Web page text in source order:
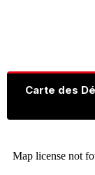
Carte des